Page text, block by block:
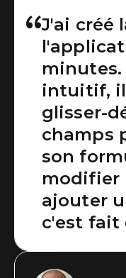
Sans
des
métiers,
s'utilise
de
J'ai créé
minutes.
intuitif,
glisser-
champs
son
modifier
ajouter
c'est fait